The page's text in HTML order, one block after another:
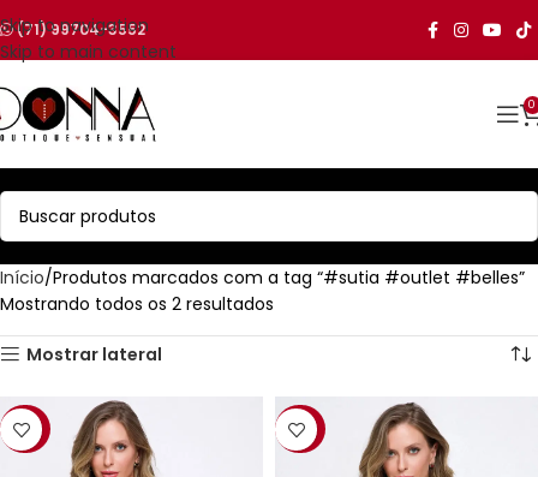
Skip to navigation
Skip to main content
(71) 99704-3552
0
Início Produtos marcados com a tag “#sutia #outlet #belles”
Mostrando todos os 2 resultados
Mostrar lateral
-36% -30%